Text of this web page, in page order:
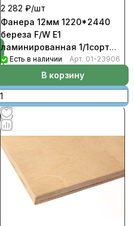
2 282 ₽/шт
Фанера 12мм 1220*2440
береза F/W Е1
ламинированная 1/1сорт
(сетка) (33шт/пал)
Есть в наличии Арт. 01-23906
В корзину